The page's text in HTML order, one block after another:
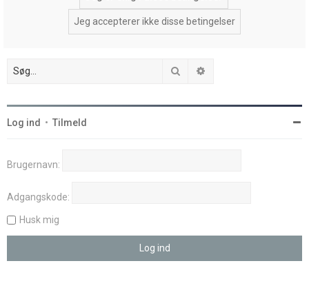
Søg
Log ind • Tilmeld
Brugernavn:
Adgangskode:
Husk mig